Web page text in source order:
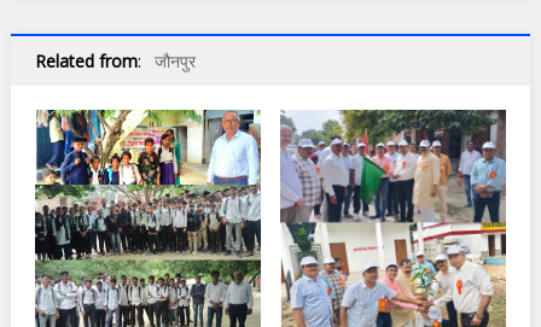
Related from: जौनपुर